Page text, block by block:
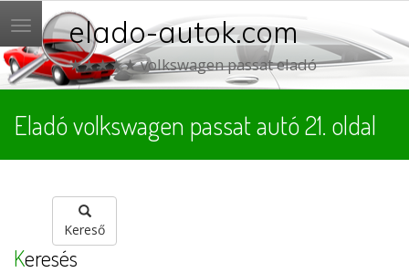
Menü elado-autok.com
★★★★★ volkswagen passat eladó
Eladó volkswagen passat autó 21. oldal
Kereső
Keresés